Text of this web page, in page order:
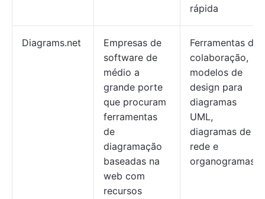
rápida
Diagrams.net
Empresas de
software de
médio a
grande porte
que procuram
ferramentas
de
diagramação
baseadas na
web com
recursos
Ferramentas de
colaboração,
modelos de
design para
diagramas
UML,
diagramas de
rede e
organogramas